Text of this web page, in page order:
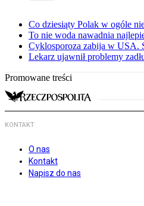
Co dziesiąty Polak w ogóle
To nie woda nawadnia
Cyklosporoza zabija w USA.
Lekarz ujawnił problemy
Promowane treści
KONTAKT
O nas
Kontakt
Napisz do nas